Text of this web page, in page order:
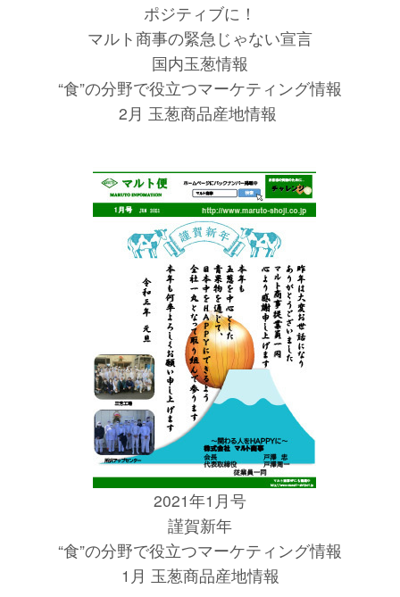
ポジティブに！
マルト商事の緊急じゃない宣言
国内玉葱情報
“食”の分野で役立つマーケティング情報
2月 玉葱商品産地情報
2021年1月号
謹賀新年
“食”の分野で役立つマーケティング情報
1月 玉葱商品産地情報